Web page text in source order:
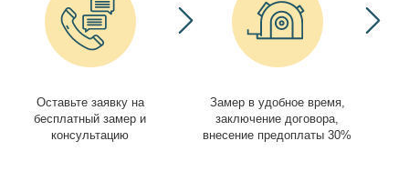
Оставьте заявку на
бесплатный замер и
консультацию
Замер в удобное время,
заключение договора,
внесение предоплаты 30%